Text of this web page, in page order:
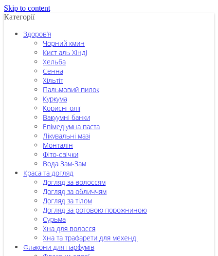
Skip to content
Категорії
Здоров’я
Чорний кмин
Кист аль Хінді
Хельба
Сенна
Хільтіт
Пальмовий пилок
Куркума
Корисні олії
Вакуумні банки
Епімедіумна паста
Лікувальні мазі
Монталін
Фіто-свічки
Вода Зам-Зам
Краса та догляд
Догляд за волоссям
Догляд за обличчям
Догляд за тілом
Догляд за ротовою порожниною
Сурьма
Хна для волосся
Хна та трафарети для мехенді
Флакони для парфумів